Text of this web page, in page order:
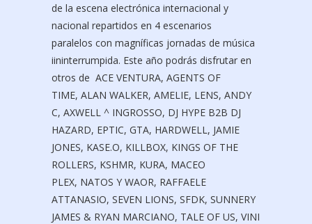
de la escena electrónica internacional y
nacional repartidos en 4 escenarios
paralelos con magníficas jornadas de música
iininterrumpida. Este año podrás disfrutar en
otros de ACE VENTURA, AGENTS OF
TIME, ALAN WALKER, AMELIE, LENS, ANDY
C, AXWELL ^ INGROSSO, DJ HYPE B2B DJ
HAZARD, EPTIC, GTA, HARDWELL, JAMIE
JONES, KASE.O, KILLBOX, KINGS OF THE
ROLLERS, KSHMR, KURA, MACEO
PLEX, NATOS Y WAOR, RAFFAELE
ATTANASIO, SEVEN LIONS, SFDK, SUNNERY
JAMES & RYAN MARCIANO, TALE OF US, VINI